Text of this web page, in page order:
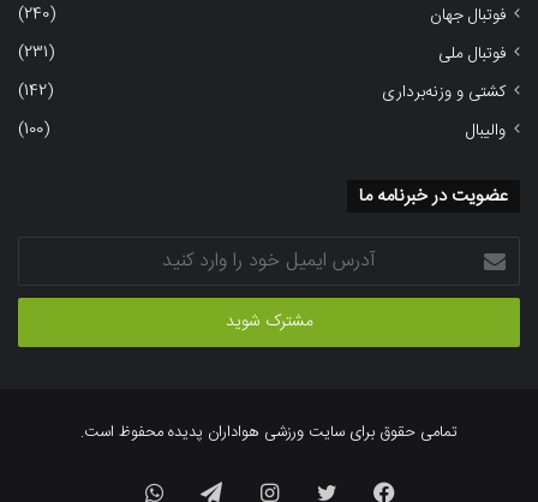
فوتبال جهان
(240)
فوتبال ملی
(231)
کشتی و وزنه‌برداری
(142)
والیبال
(100)
عضویت در خبرنامه ما
آدرس
ایمیل
خود
وارد
تمامی حقوق برای سایت ورزشی هواداران پدیده محفوظ است.
فیسبوک توییتر اینستاگرام تلگرام